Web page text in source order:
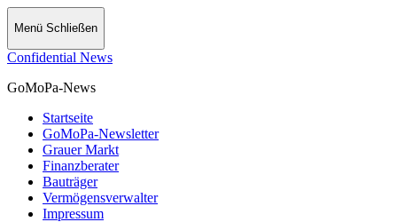
Menü Schließen
Confidential News
GoMoPa-News
Startseite
GoMoPa-Newsletter
Grauer Markt
Finanzberater
Bauträger
Vermögensverwalter
Impressum